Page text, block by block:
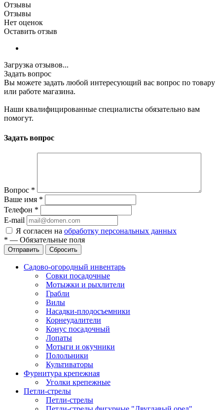
Отзывы
Отзывы
Нет оценок
Оставить отзыв
Загрузка отзывов...
Задать вопрос
Вы можете задать любой интересующий вас вопрос по товару
или работе магазина.
Наши квалифицированные специалисты обязательно вам
помогут.
Задать вопрос
Вопрос *
Ваше имя *
Телефон *
E-mail
Я согласен на обработку персональных данных
* — Обязательные поля
Отправить Сбросить
Садово-огородный инвентарь
Совки посадочные
Мотыжки и рыхлители
Грабли
Вилы
Насадки-плодосъемники
Корнеудалители
Конус посадочный
Лопаты
Мотыги и окучники
Полольники
Культиваторы
Фурнитура крепежная
Уголки крепежные
Петли-стрелы
Петли-стрелы